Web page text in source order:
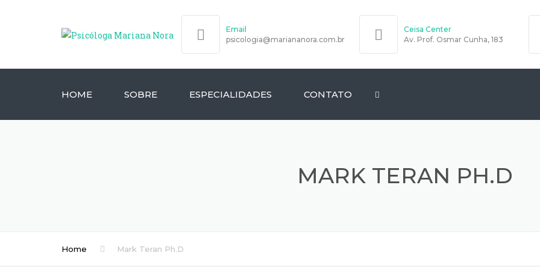
Email
psicologia@mariananora.com.br
Ceisa Center
Av. Prof. Osmar Cunha, 183
HOME SOBRE ESPECIALIDADES CONTATO
MARK TERAN PH.D
Home Mark Teran Ph.D